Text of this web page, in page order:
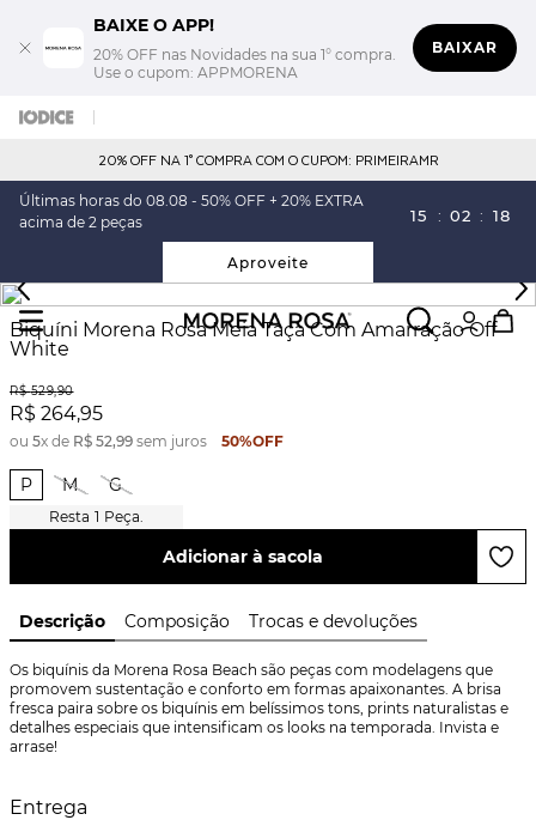
BAIXE O APP!
20% OFF nas Novidades na sua 1° compra.
Use o cupom: APPMORENA
BAIXAR
20% OFF NA 1° COMPRA COM O CUPOM: PRIMEIRAMR
Últimas horas do 08.08 - 50% OFF + 20% EXTRA
acima de 2 peças
15 : 02 : 18
Aproveite
Biquíni Morena Rosa Meia Taça Com Amarração Off
White
R$ 529,90
R$ 264,95
ou 5x de R$ 52,99 sem juros 50%OFF
P M G
1 Peça.
Adicionar à sacola
Descrição Composição Trocas e devoluções
Os biquínis da Morena Rosa Beach são peças com modelagens que
promovem sustentação e conforto em formas apaixonantes. A brisa
fresca paira sobre os biquínis em belíssimos tons, prints naturalistas e
detalhes especiais que intensificam os looks na temporada. Invista e
arrase!
Entrega